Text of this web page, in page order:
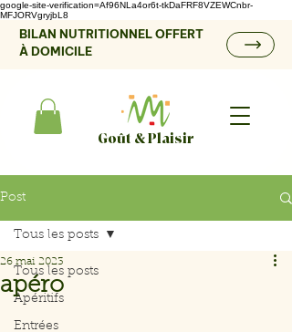
google-site-verification=Af96NLa4or6t-tkDaFRF8VZEWCnbr-
MFJORVgryjbL8
BILAN NUTRITIONNEL OFFERT
À DOMICILE
Goût & Plaisir
Post
Tous les posts
Apéritifs
Entrées
Tous les posts
apéro
26 mai 2023